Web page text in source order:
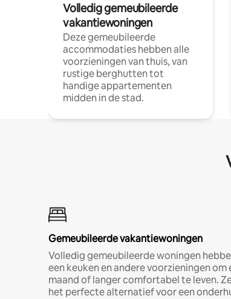
Volledig gemeubileerde
vakantiewoningen
Deze gemeubileerde
accommodaties hebben alle
voorzieningen van thuis, van
rustige berghutten tot
handige appartementen
midden in de stad.
Gemeubileerde vakantiewoningen
Volledig gemeubileerde woningen
een keuken en andere voorzieningen om
maand of langer comfortabel te leven.
het perfecte alternatief voor een